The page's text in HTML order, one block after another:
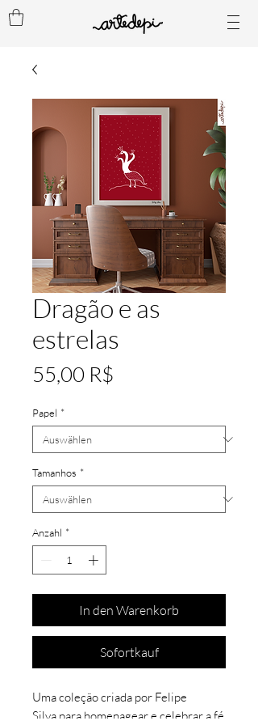
Dragão e as
estrelas
55,00 R$
Papel *
Tamanhos *
Anzahl *
In den Warenkorb
Sofortkauf
Uma coleção criada por Felipe
Silva para homenagear e celebrar a fé